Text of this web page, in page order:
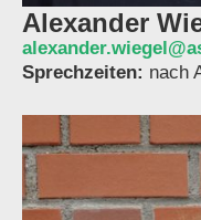
Alexander
Sprechzeiten: nach